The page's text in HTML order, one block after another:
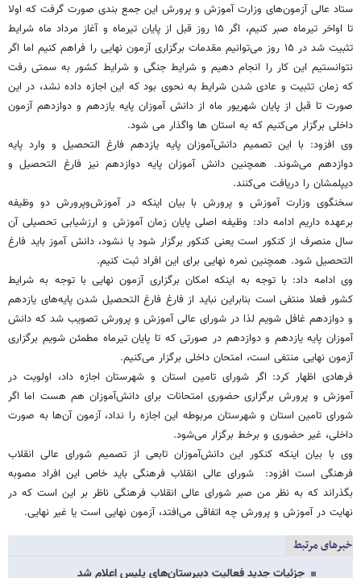
ستاد عالی آزمون‌های وزارت آموزش و پرورش این جمع بندی صورت گرفت که اولا
تا اواخر تیرماه صبر کنیم، اگر ۱۵ روز قبل از پایان تیرماه و آغاز مرداد ماه شرایط
تثبیت شد در ۱۵ روز می‌توانیم مقدمات برگزاری آزمون نهایی را فراهم کنیم اما اگر
نتوانستیم این کار را انجام دهیم و شرایط جنگی و شرایط کشور به سمتی رفت
که زمان تثبیت و عادی شدن شرایط به نحوی بود که این اجازه داده نشد، در این
صورت تا قبل از پایان شهریور ماه از دانش آموزان پایه یازدهم و دوازدهم آزمون
داخلی برگزار می‌کنیم که به استان ها واگذار می شود.
وی افزود: با این تصمیم دانش‌آموزان پایه یازدهم فارغ التحصیل و وارد پایه
دوازدهم می‌شوند. همچنین دانش آموزان پایه دوازدهم نیز فارغ التحصیل و
دیپلمشان را دریافت می‌کنند.
سخنگوی وزارت آموزش و پرورش با بیان اینکه در آموزش‌وپرورش دو وظیفه
برعهده داریم ادامه داد: وظیفه اصلی پایان زمان آموزش و ارزشیابی تحصیلی آن
سال منصرف از کنکور است یعنی کنکور برگزار شود یا نشود، دانش آموز باید فارغ
التحصیل شود. همچنین نمره نهایی برای این افراد ثبت کنیم.
وی ادامه داد: با توجه به اینکه امکان برگزاری آزمون نهایی با توجه به شرایط
کشور فعلا منتفی است بنابراین نباید از فارغ فارغ التحصیل شدن پایه‌های یازدهم
و دوازدهم غافل شویم لذا در شورای عالی آموزش و پرورش تصویب شد که دانش
آموزان پایه یازدهم و دوازدهم در صورتی که تا پایان تیرماه مطمئن شویم برگزاری
آزمون نهایی منتفی است، امتحان داخلی برگزار می‌کنیم.
فرهادی اظهار کرد: اگر شورای تامین استان و شهرستان اجازه داد، اولویت در
آموزش و پرورش برگزاری حضوری امتحانات برای دانش‌آموزان هم هست اما اگر
شورای تامین استان و شهرستان مربوطه این اجازه را نداد، آزمون آن‌ها به صورت
داخلی، غیر حضوری و برخط برگزار می‌شود.
وی با بیان اینکه کنکور این دانش‌آموزان تابعی از تصمیم شورای عالی انقلاب
فرهنگی است افزود: شورای عالی انقلاب فرهنگی باید خاص این افراد مصوبه
بگذراند که به نظر من صبر شورای عالی انقلاب فرهنگی ناظر بر این است که در
نهایت در آموزش و پرورش چه اتفاقی می‌افتد، آزمون نهایی است یا غیر نهایی.
خبرهای مرتبط
جزئیات جدید فعالیت دبیرستان‌های پلیس اعلام شد